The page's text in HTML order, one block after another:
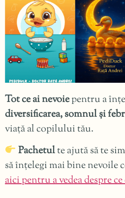
Tot ce ai nevoiepentru a
diversificarea, somnul și
viață al copilului tău.
Pachetulte ajută să te
să înțelegi mai bine nevoile
aici pentru a vedea despre